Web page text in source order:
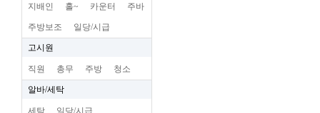
지배인 홀~ 카운터 주바
주방보조 일당/시급
고시원
직원 총무 주방 청소
알바/세탁
세탁 일당/시급